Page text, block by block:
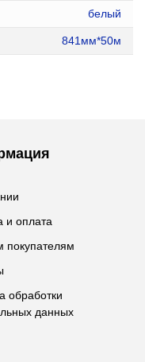
белый
841мм*50м
и оплата
покупателям
обработки
данных